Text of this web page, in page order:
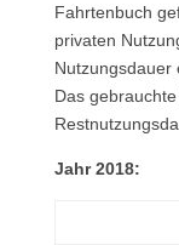
Fahrtenbuch
privaten
Nutzungsdauer
Das
Jahr 2018: